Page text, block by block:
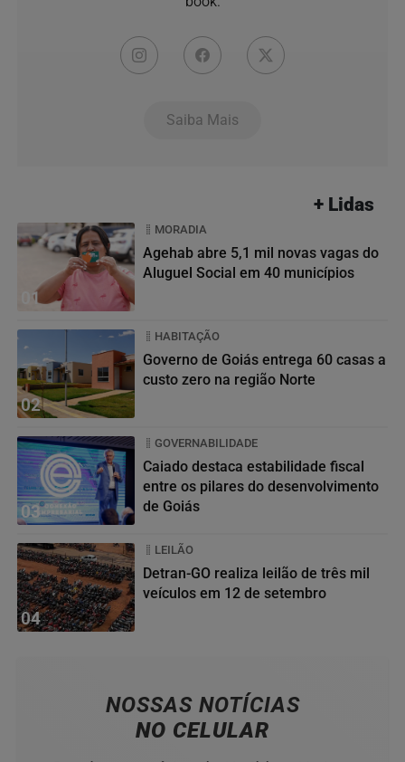
Saiba Mais
+ Lidas
01
MORADIA
Agehab abre 5,1 mil novas vagas do
Aluguel Social em 40 municípios
02
HABITAÇÃO
Governo de Goiás entrega 60 casas a
custo zero na região Norte
03
GOVERNABILIDADE
Caiado destaca estabilidade fiscal
entre os pilares do desenvolvimento
de Goiás
04
LEILÃO
Detran-GO realiza leilão de três mil
veículos em 12 de setembro
NOSSAS NOTÍCIAS
NO CELULAR